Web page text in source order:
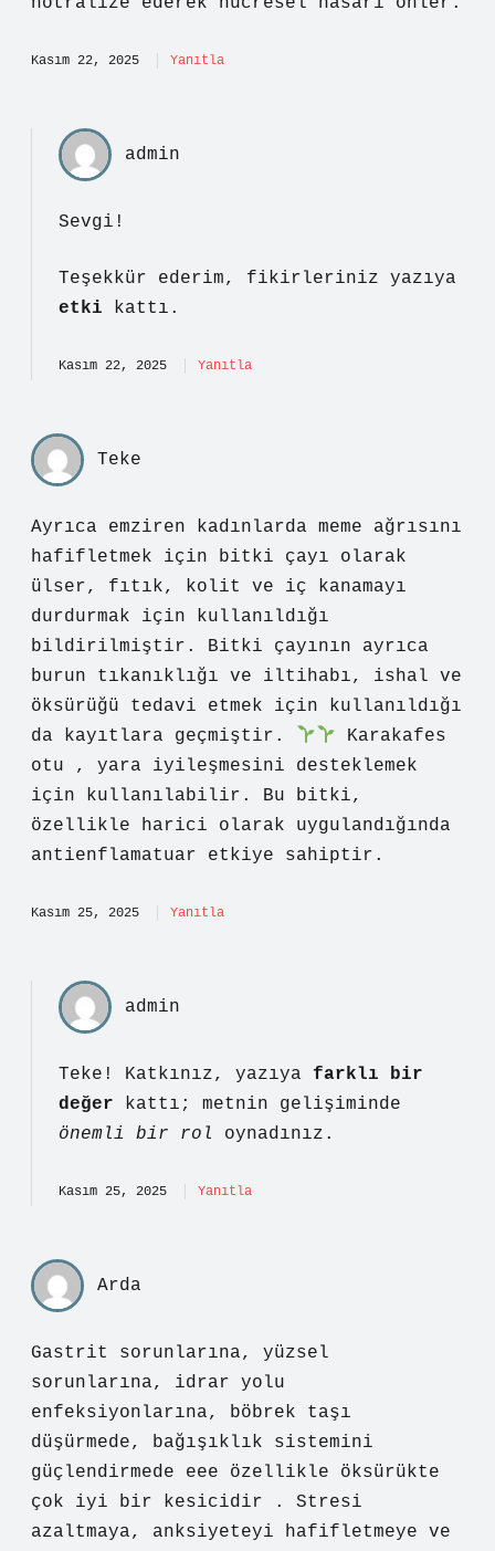
Kasım 22, 2025 Yanıtla
admin
Sevgi!
Teşekkür ederim, fikirleriniz yazıya
etki kattı.
Kasım 22, 2025 Yanıtla
Teke
Ayrıca emziren kadınlarda meme ağrısını
hafifletmek için bitki çayı olarak
ülser, fıtık, kolit ve iç kanamayı
durdurmak için kullanıldığı
bildirilmiştir. Bitki çayının ayrıca
burun tıkanıklığı ve iltihabı, ishal ve
öksürüğü tedavi etmek için kullanıldığı
da kayıtlara geçmiştir.
Karakafes
otu , yara iyileşmesini desteklemek
için kullanılabilir. Bu bitki,
özellikle harici olarak uygulandığında
antienflamatuar etkiye sahiptir.
Kasım 25, 2025 Yanıtla
admin
Teke! Katkınız, yazıya farklı bir
değer kattı; metnin gelişiminde
önemli bir rol
oynadınız.
Kasım 25, 2025 Yanıtla
Arda
Gastrit sorunlarına, yüzsel
sorunlarına, idrar yolu
enfeksiyonlarına, böbrek taşı
düşürmede, bağışıklık sistemini
güçlendirmede eee özellikle öksürükte
çok iyi bir kesicidir . Stresi
azaltmaya, anksiyeteyi hafifletmeye ve